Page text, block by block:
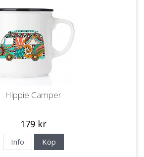
Hippie Camper
179 kr
Info Köp